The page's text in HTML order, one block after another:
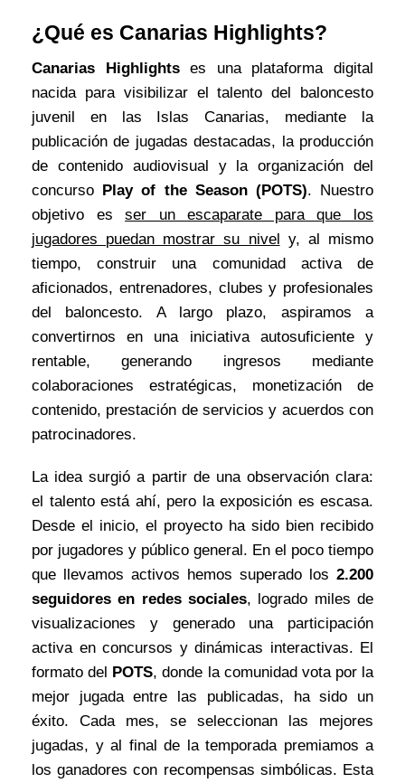
¿Qué es Canarias Highlights?
Canarias Highlightses una plataforma digital
nacida para visibilizar el talento del baloncesto
juvenil en las Islas Canarias, mediante la
publicación de jugadas destacadas, la producción
de contenido audiovisual y la organización del
concurso
Play of the Season (POTS). Nuestro
objetivo esser un escaparate para que los
jugadores puedan mostrar su nivel
y, al mismo
tiempo, construir una comunidad activa de
aficionados, entrenadores, clubes y profesionales
del baloncesto. A largo plazo, aspiramos a
convertirnos en una iniciativa autosuficiente y
rentable, generando ingresos mediante
colaboraciones estratégicas, monetización de
contenido, prestación de servicios y acuerdos con
patrocinadores.
La idea surgió a partir de una observación clara:
el talento está ahí, pero la exposición es escasa.
Desde el inicio, el proyecto ha sido bien recibido
por jugadores y público general. En el poco tiempo
que llevamos activos hemos superado los 2.200
seguidores en redes sociales, logrado miles de
visualizaciones y generado una participación
activa en concursos y dinámicas interactivas. El
formato del
POTS, donde la comunidad vota por la
mejor jugada entre las publicadas, ha sido un
éxito. Cada mes, se seleccionan las mejores
jugadas, y al final de la temporada premiamos a
los ganadores con recompensas simbólicas. Esta